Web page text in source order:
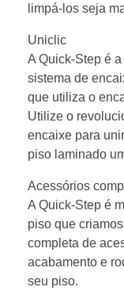
limpá-los seja
Uniclic
A Quick-Step é
sistema de
que utiliza o
Utilize o
encaixe para
piso laminado
Acessórios
A Quick-Step é
piso que
completa de
acabamento e
seu piso.